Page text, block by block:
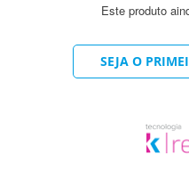
Este produto
SEJA O